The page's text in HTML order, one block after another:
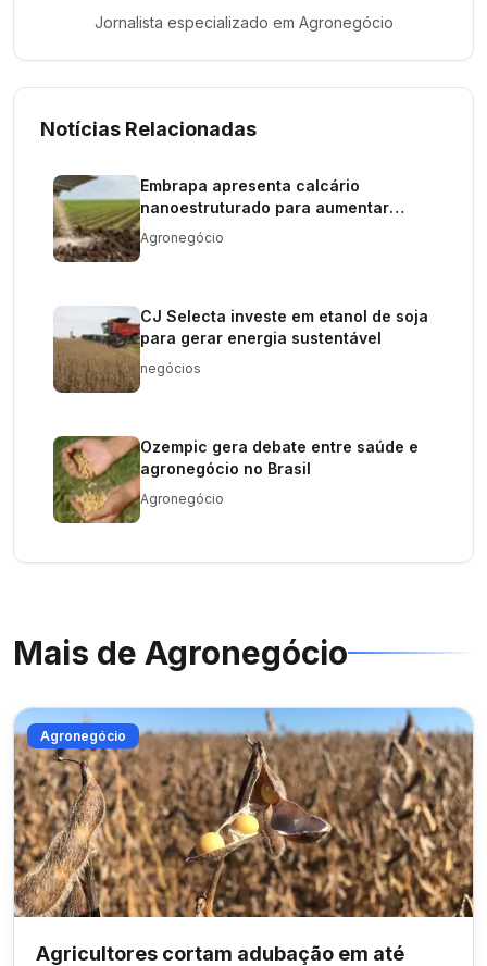
Jornalista especializado em Agronegócio
Notícias Relacionadas
Embrapa apresenta calcário
nanoestruturado para aumentar
produtividade agrícola
Agronegócio
CJ Selecta investe em etanol de soja
para gerar energia sustentável
negócios
Ozempic gera debate entre saúde e
agronegócio no Brasil
Agronegócio
Mais de Agronegócio
Agronegócio
Agricultores cortam adubação em até